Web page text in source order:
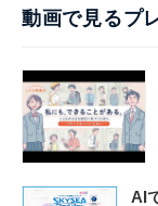
動画で見るプ
AI